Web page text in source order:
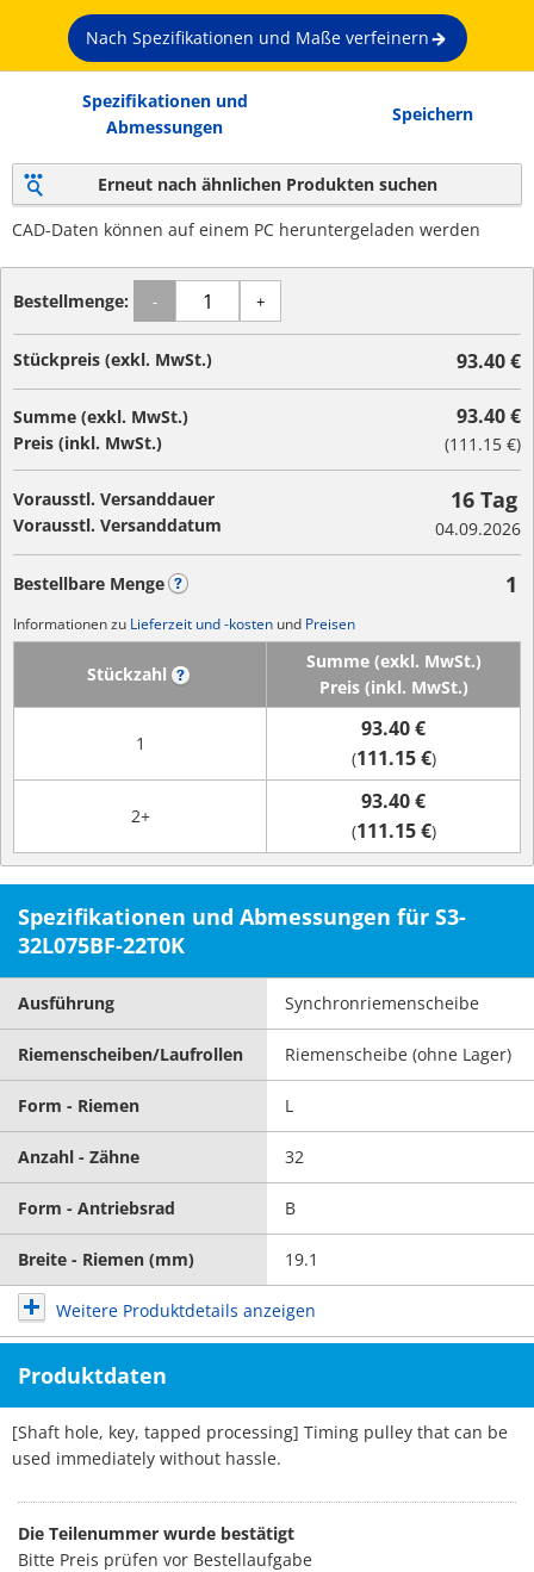
Nach Spezifikationen und Maße verfeinern
Spezifikationen und
Abmessungen
Speichern
Erneut nach ähnlichen Produkten suchen
CAD-Daten können auf einem PC heruntergeladen werden
Bestellmenge: - +
Stückpreis (exkl. MwSt.) 93.40 €
Summe (exkl. MwSt.)
Preis (inkl. MwSt.)
93.40 €
(111.15 €)
Vorausstl. Versanddauer
Vorausstl. Versanddatum
16 Tag
04.09.2026
Bestellbare Menge 1
Informationen zu Lieferzeit und -kosten und Preisen
Stückzahl
Summe (exkl. MwSt.)
Preis (inkl. MwSt.)
1
93.40 €
(111.15 €)
2+
93.40 €
(111.15 €)
Spezifikationen und Abmessungen für S3-
32L075BF-22T0K
Ausführung Synchronriemenscheibe
Riemenscheiben/Laufrollen Riemenscheibe (ohne Lager)
Form - Riemen L
Anzahl - Zähne 32
Form - Antriebsrad B
Breite - Riemen (mm) 19.1
Weitere Produktdetails anzeigen
Produktdaten
[Shaft hole, key, tapped processing] Timing pulley that can be
used immediately without hassle.
Die Teilenummer wurde bestätigt
Bitte Preis prüfen vor Bestellaufgabe